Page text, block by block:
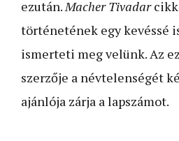
ezután.Macher Tivadar
történetének egy kevéssé
ismerteti meg velünk. Az
szerzője a névtelenségét
ajánlója zárja a lapszámot.